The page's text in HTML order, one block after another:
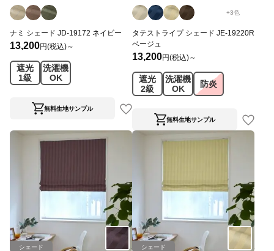
ナミ シェード JD-19172 ネイビー
13,200円(税込)～
遮光
1級
洗濯機
OK
無料生地サンプル
+3色
タテストライプ シェード JE-19220R
ベージュ
13,200円(税込)～
遮光
2級
洗濯機
OK
防炎
無料生地サンプル
シェード シェード